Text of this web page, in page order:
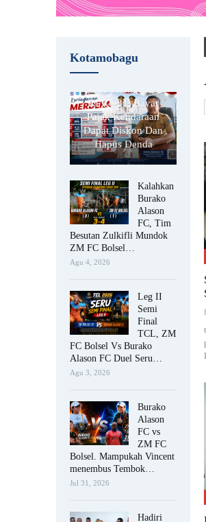
Kotamobagu
Kotamobagu
RI Ke-81, Bayar
Pajak Kendaraan
Dapat Diskon Dan
Hapus Denda
Kalahkan
Burako
Alason
FC, Tim
Besutan Zulkifli Mundok
ZM FC Bolsel…
Agu 4, 2026
Leg II
Semi
Final
TCL, ZM
FC Bolsel Vs Burako
Alason FC Duel Seru…
Agu 3, 2026
Burako
Alason
FC vs
ZM FC
Bolsel. Mampukah Vincent
menembus Tembok…
Jul 31, 2026
Hadiri